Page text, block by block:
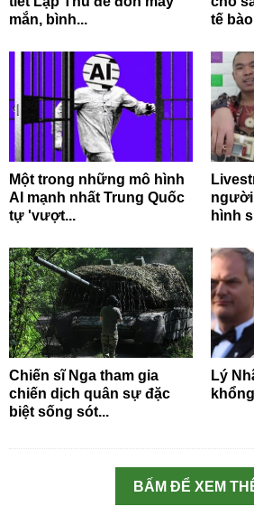
mắn, bình...
tế
Một trong những mô hình
AI mạnh nhất Trung Quốc
tự 'vượt...
người
hình
Chiến sĩ Nga tham gia
chiến dịch quân sự đặc
biệt sống sót...
Lý
BẤM ĐỂ XEM